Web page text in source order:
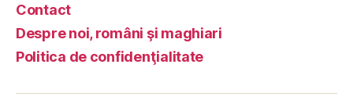
Contact
Despre noi, români şi maghiari
Politica de confidenţialitate